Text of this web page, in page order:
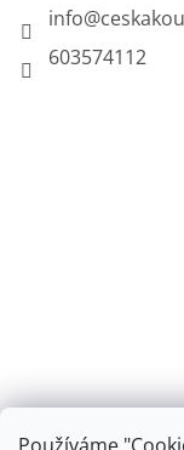
info@
603574112